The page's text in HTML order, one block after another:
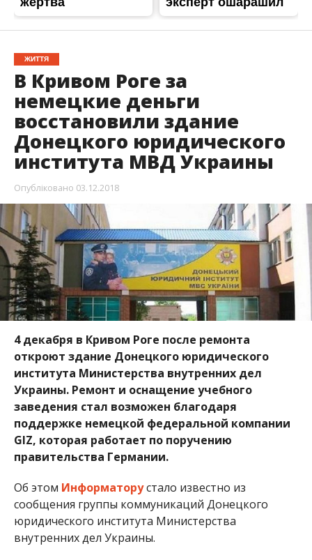
ЖИТТЯ
В Кривом Роге за
немецкие деньги
восстановили здание
Донецкого юридического
института МВД Украины
Опубліковано 03.12.2018
4 декабря в Кривом Роге после ремонта
откроют здание Донецкого юридического
института Министерства внутренних дел
Украины. Ремонт и оснащение учебного
заведения стал возможен благодаря
поддержке немецкой федеральной компании
GIZ, которая работает по поручению
правительства Германии.
Об этом Информаторустало известно из
сообщения группы коммуникаций Донецкого
юридического института Министерства
внутренних дел Украины.